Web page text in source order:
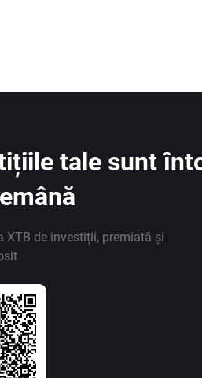
tale sunt
XTB de investiții, premiată și